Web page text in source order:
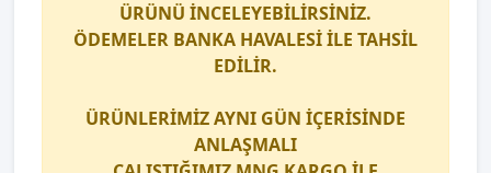
ÜRÜNÜ İNCELEYEBİLİRSİNİZ.
ÖDEMELER BANKA HAVALESİ İLE TAHSİL
EDİLİR.
ÜRÜNLERİMİZ AYNI GÜN İÇERİSİNDE
ANLAŞMALI